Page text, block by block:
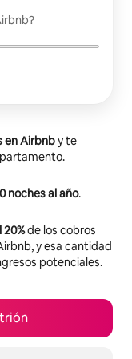
en Airbnby te
noches al año.
de los cobros
y esa cantidad
potenciales.